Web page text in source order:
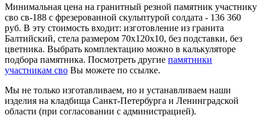
Минимальная цена на гранитный резной памятник участнику
сво св-188 с фрезерованной скульптурой солдата - 136 360
руб. В эту стоимость входит: изготовление из гранита
Балтийский, стела размером 70х120х10, без подставки, без
цветника. Выбрать комплектацию можно в калькуляторе
подбора памятника. Посмотреть другие памятники
участникам сво Вы можете по ссылке.
Мы не только изготавливаем, но и устанавливаем наши
изделия на кладбища Санкт-Петербурга и Ленинградской
области (при согласовании с администрацией).